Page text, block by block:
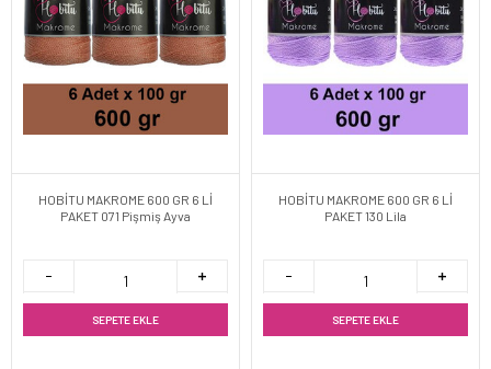
HOBİTU MAKROME 600 GR 6 Lİ
PAKET 071 Pişmiş Ayva
SEPETE EKLE
HOBİTU MAKROME 600 GR 6 Lİ
PAKET 130 Lila
SEPETE EKLE